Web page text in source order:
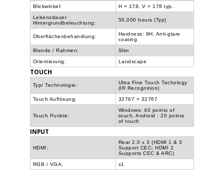
Blickwinkel:
H = 178, V = 178 typ.
Lebensdauer
Hintergrundbeleuchtung:
50,000 hours (Typ)
Oberflächenbehandlung:
Hardness: 9H, Anti-glare
coating
Blende / Rahmen:
Slim
Orientierung:
Landscape
TOUCH
Typ/ Technologie:
Ultra Fine Touch Techology
(IR Recognition)
Touch Auflösung:
32767 × 32767
Touch Punkte:
Windows: 40 points of
touch, Android : 20 points
of touch
INPUT
HDMI:
Rear 2.0 x 3 (HDMI 1 & 3
Support CEC; HDMI 2
Supports CEC & ARC)
RGB / VGA:
x1